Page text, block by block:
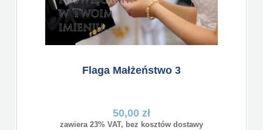
Flaga Małżeństwo 3
50,00 zł
zawiera 23% VAT, bez kosztów dostawy